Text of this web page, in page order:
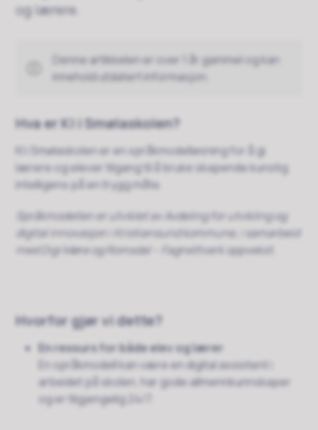
og lærere.
Denne artikkelen er over 1 år gammel og kan
innehold utdatert informasjon.
Hva er KI i Smølaskolen?
KI i Smølaskolen er en språkmodelløsning for å gi
lærere og elever tilgang til å bruke skapende kunstig
intelligens på en trygg måte.
Språkmodellen er utviklet av Avdeling for utvikling og
digital innovasjon i Kristiansund kommune, i samarbeid
med Digi Møre og Romsdal – Fagnettverk oppvekst.
Hvorfor gjør vi dette?
En ressurs for både elev og lærer
En språkmodell kan være en digital assistent i
arbeidet på skolen, har gode allmennkunnskaper
og er tilgjengelig 24/7.